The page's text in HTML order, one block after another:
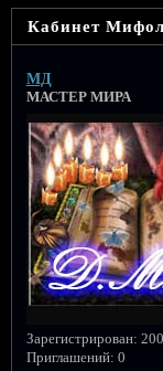
Кабинет
МД
МАСТЕР МИРА
Зарегистрирован:
Приглашений: 0